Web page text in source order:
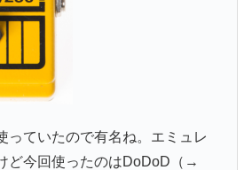
っていたので有名ね。エミュレ
ど今回使ったのはDoDoD（→